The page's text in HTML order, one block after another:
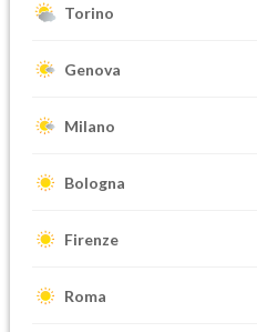
Torino
Genova
Milano
Bologna
Firenze
Roma